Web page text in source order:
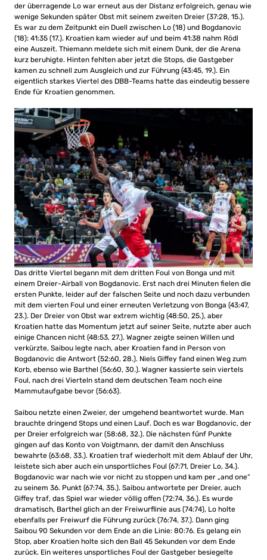
der überragende Lo war erneut aus der Distanz erfolgreich, genau wie
wenige Sekunden später Obst mit seinem zweiten Dreier (37:28, 15.).
Es war zu dem Zeitpunkt ein Duell zwischen Lo (18) und Bogdanovic
(18): 41:35 (17.). Kroatien kam wieder auf und beim 41:38 nahm Rödl
eine Auszeit. Thiemann meldete sich mit einem Dunk, der die Arena
kurz beruhigte. Hinten fehlten aber jetzt die Stops, die Gastgeber
kamen zu schnell zum Ausgleich und zur Führung (43:45, 19.). Ein
eigentlich starkes Viertel des DBB-Teams hatte das eindeutig bessere
Ende für Kroatien genommen.
Das dritte Viertel begann mit dem dritten Foul von Bonga und mit
einem Dreier-Airball von Bogdanovic. Erst nach drei Minuten fielen die
ersten Punkte, leider auf der falschen Seite und noch dazu verbunden
mit dem vierten Foul und einer erneuten Verletzung von Bonga (43:47,
23.). Der Dreier von Obst war extrem wichtig (48:50, 25.), aber
Kroatien hatte das Momentum jetzt auf seiner Seite, nutzte aber auch
einige Chancen nicht (48:53, 27.). Wagner zeigte seinen Willen und
verkürzte, Saibou legte nach, aber Kroatien fand in Person von
Bogdanovic die Antwort (52:60, 28.). Niels Giffey fand einen Weg zum
Korb, ebenso wie Barthel (56:60, 30.). Wagner kassierte sein viertels
Foul, nach drei Vierteln stand dem deutschen Team noch eine
Mammutaufgabe bevor (56:63).
Saibou netzte einen Zweier, der umgehend beantwortet wurde. Man
brauchte dringend Stops und einen Lauf. Doch es war Bogdanovic, der
per Dreier erfolgreich war (58:68, 32.). Die nächsten fünf Punkte
gingen auf das Konto von Voigtmann, der damit den Anschluss
bewahrte (63:68, 33.). Kroatien traf wiederholt mit dem Ablauf der Uhr,
leistete sich aber auch ein unsportliches Foul (67:71, Dreier Lo, 34.).
Bogdanovic war nach wie vor nicht zu stoppen und kam per „and one“
zu seinem 36. Punkt (67:74, 35.). Saibou antwortete per Dreier, auch
Giffey traf, das Spiel war wieder völlig offen (72:74, 36.). Es wurde
dramatisch, Barthel glich an der Freiwurflinie aus (74:74), Lo holte
ebenfalls per Freiwurf die Führung zurück (76:74, 37.). Dann ging
Saibou 90 Sekunden vor dem Ende an die Linie: 80:76. Es gelang ein
Stop, aber Kroatien holte sich den Ball 45 Sekunden vor dem Ende
zurück. Ein weiteres unsportliches Foul der Gastgeber besiegelte